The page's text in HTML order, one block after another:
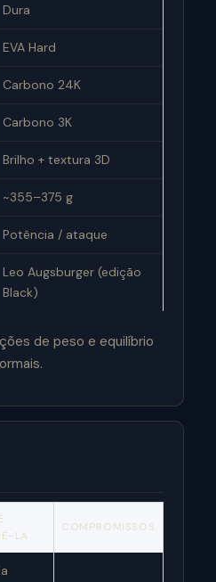
Dura
EVA Hard
Carbono 24K
Carbono 3K
Brilho + textura 3D
~355–375 g
Potência / ataque
Leo Augsburger (edição
Black)
de peso e equilíbrio
LA
COMPROMISSOS